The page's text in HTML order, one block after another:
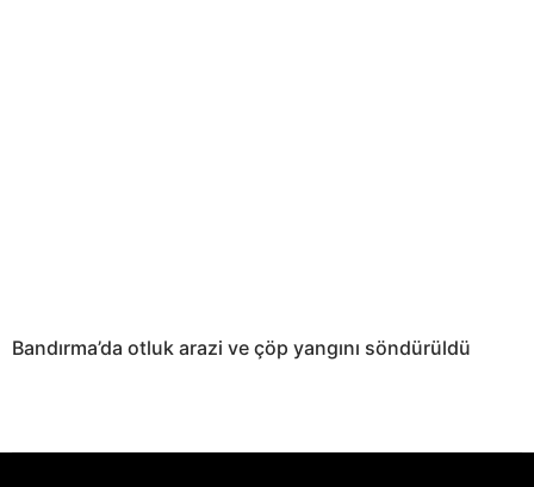
Bandırma’da otluk arazi ve çöp yangını söndürüldü